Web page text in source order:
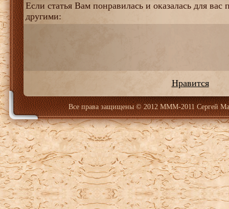
Если статья Вам понравилась и оказалась для вас
другими:
Нравится
Все права защищены© 2012 МММ-2011 Сергей